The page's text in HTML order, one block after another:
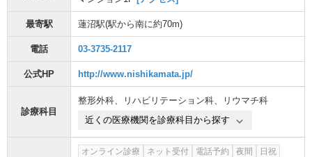
最寄駅 蓮沼駅(駅から南に約70m)
電話 03-3735-2117
公式HP http://www.nishikamata.jp/
診療科目
整形外科、 リハビリテーション科、
リウマチ科
近くの医療機関を診療科目から探す
オンライン診療 ネット受付 電話予約 夜間
日祝